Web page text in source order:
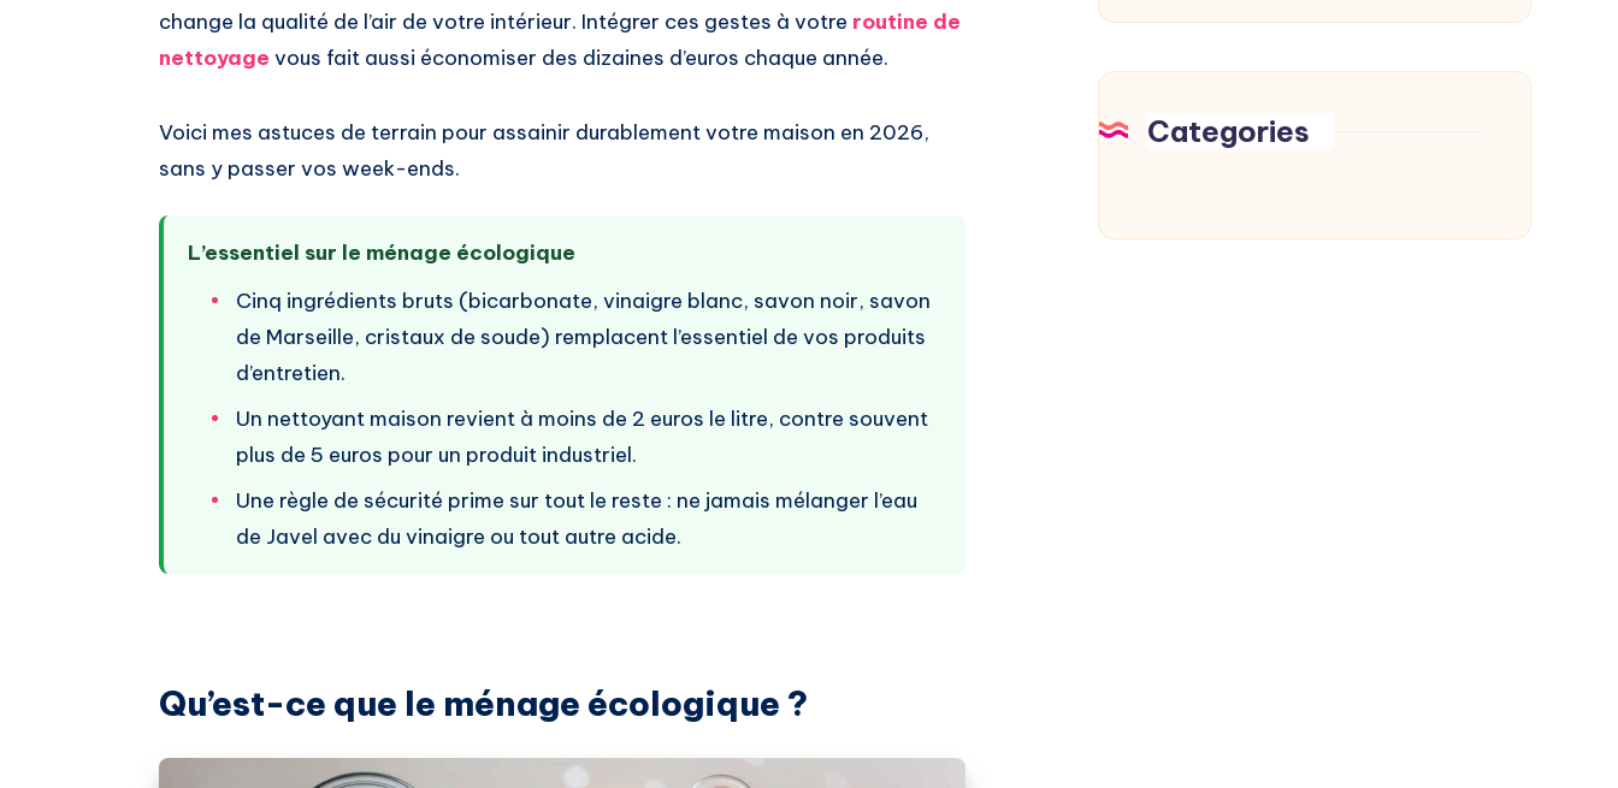
change la qualité de l’air de votre intérieur. Intégrer ces gestes à votre routine de
nettoyage vous fait aussi économiser des dizaines d’euros chaque année.
Voici mes astuces de terrain pour assainir durablement votre maison en 2026,
sans y passer vos week-ends.
L’essentiel sur le ménage écologique
Cinq ingrédients bruts (bicarbonate, vinaigre blanc, savon noir, savon
de Marseille, cristaux de soude) remplacent l’essentiel de vos produits
d’entretien.
Un nettoyant maison revient à moins de 2 euros le litre, contre souvent
plus de 5 euros pour un produit industriel.
Une règle de sécurité prime sur tout le reste : ne jamais mélanger l’eau
de Javel avec du vinaigre ou tout autre acide.
Qu’est-ce que le ménage écologique ?
Categories